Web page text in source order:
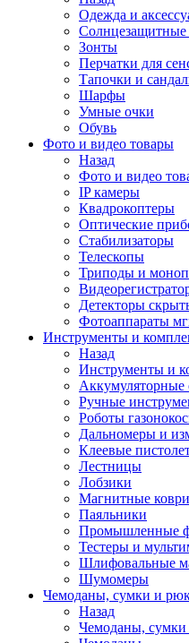
Одежда и
Зонты
Перчатки для
Тапочки и
Шарфы
Умные очки
Обувь
Фото и видео товары
Назад
Фото и видео
IP камеры
Квадрокоптеры
Оптические
Стабилизаторы
Телескопы
Триподы и
Детекторы
Фотоаппараты
Инструменты и
Назад
Инструменты и
Аккумуляторные
Ручные
Роботы
Дальномеры и
Клеевые
Лестницы
Лобзики
Магнитные
Паяльники
Промышленные
Тестеры и
Шлифовальные
Шумомеры
Чемоданы, сумки и
Назад
Чемоданы, сумки